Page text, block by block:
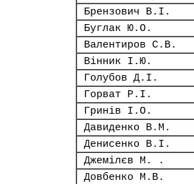
Брензович В.І.
Буглак Ю.О.
Валентиров С.В.
Вінник І.Ю.
Голубов Д.І.
Горват Р.І.
Гринів І.О.
Давиденко В.М.
Денисенко В.І.
Джемілєв М. .
Довбенко М.В.